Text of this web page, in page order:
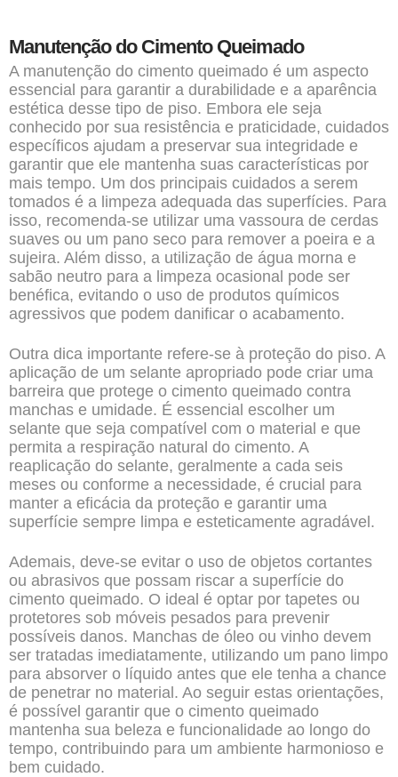
Manutenção do Cimento Queimado
A manutenção do cimento queimado é um aspecto
essencial para garantir a durabilidade e a aparência
estética desse tipo de piso. Embora ele seja
conhecido por sua resistência e praticidade, cuidados
específicos ajudam a preservar sua integridade e
garantir que ele mantenha suas características por
mais tempo. Um dos principais cuidados a serem
tomados é a limpeza adequada das superfícies. Para
isso, recomenda-se utilizar uma vassoura de cerdas
suaves ou um pano seco para remover a poeira e a
sujeira. Além disso, a utilização de água morna e
sabão neutro para a limpeza ocasional pode ser
benéfica, evitando o uso de produtos químicos
agressivos que podem danificar o acabamento.
Outra dica importante refere-se à proteção do piso. A
aplicação de um selante apropriado pode criar uma
barreira que protege o cimento queimado contra
manchas e umidade. É essencial escolher um
selante que seja compatível com o material e que
permita a respiração natural do cimento. A
reaplicação do selante, geralmente a cada seis
meses ou conforme a necessidade, é crucial para
manter a eficácia da proteção e garantir uma
superfície sempre limpa e esteticamente agradável.
Ademais, deve-se evitar o uso de objetos cortantes
ou abrasivos que possam riscar a superfície do
cimento queimado. O ideal é optar por tapetes ou
protetores sob móveis pesados para prevenir
possíveis danos. Manchas de óleo ou vinho devem
ser tratadas imediatamente, utilizando um pano limpo
para absorver o líquido antes que ele tenha a chance
de penetrar no material. Ao seguir estas orientações,
é possível garantir que o cimento queimado
mantenha sua beleza e funcionalidade ao longo do
tempo, contribuindo para um ambiente harmonioso e
bem cuidado.